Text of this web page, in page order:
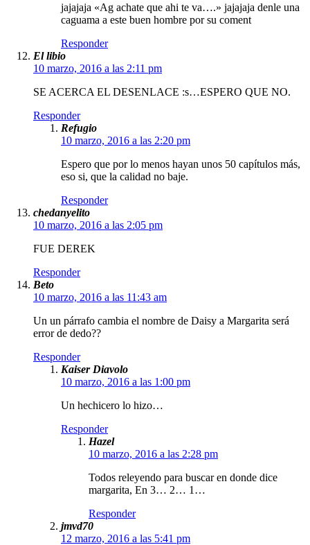
jajajaja «Ag achate que ahi te va….» jajajaja denle una
caguama a este buen hombre por su coment
Responder
El libio
10 marzo, 2016 a las 2:11 pm
SE ACERCA EL DESENLACE :s…ESPERO QUE NO.
Responder
Refugio
10 marzo, 2016 a las 2:20 pm
Espero que por lo menos hayan unos 50 capítulos más,
eso si, que la calidad no baje.
Responder
chedanyelito
10 marzo, 2016 a las 2:05 pm
FUE DEREK
Responder
Beto
10 marzo, 2016 a las 11:43 am
Un un párrafo cambia el nombre de Daisy a Margarita será
error de dedo??
Responder
Kaiser Diavolo
10 marzo, 2016 a las 1:00 pm
Un hechicero lo hizo…
Responder
Hazel
10 marzo, 2016 a las 2:28 pm
Todos releyendo para buscar en donde dice
margarita, En 3… 2… 1…
Responder
jmvd70
12 marzo, 2016 a las 5:41 pm